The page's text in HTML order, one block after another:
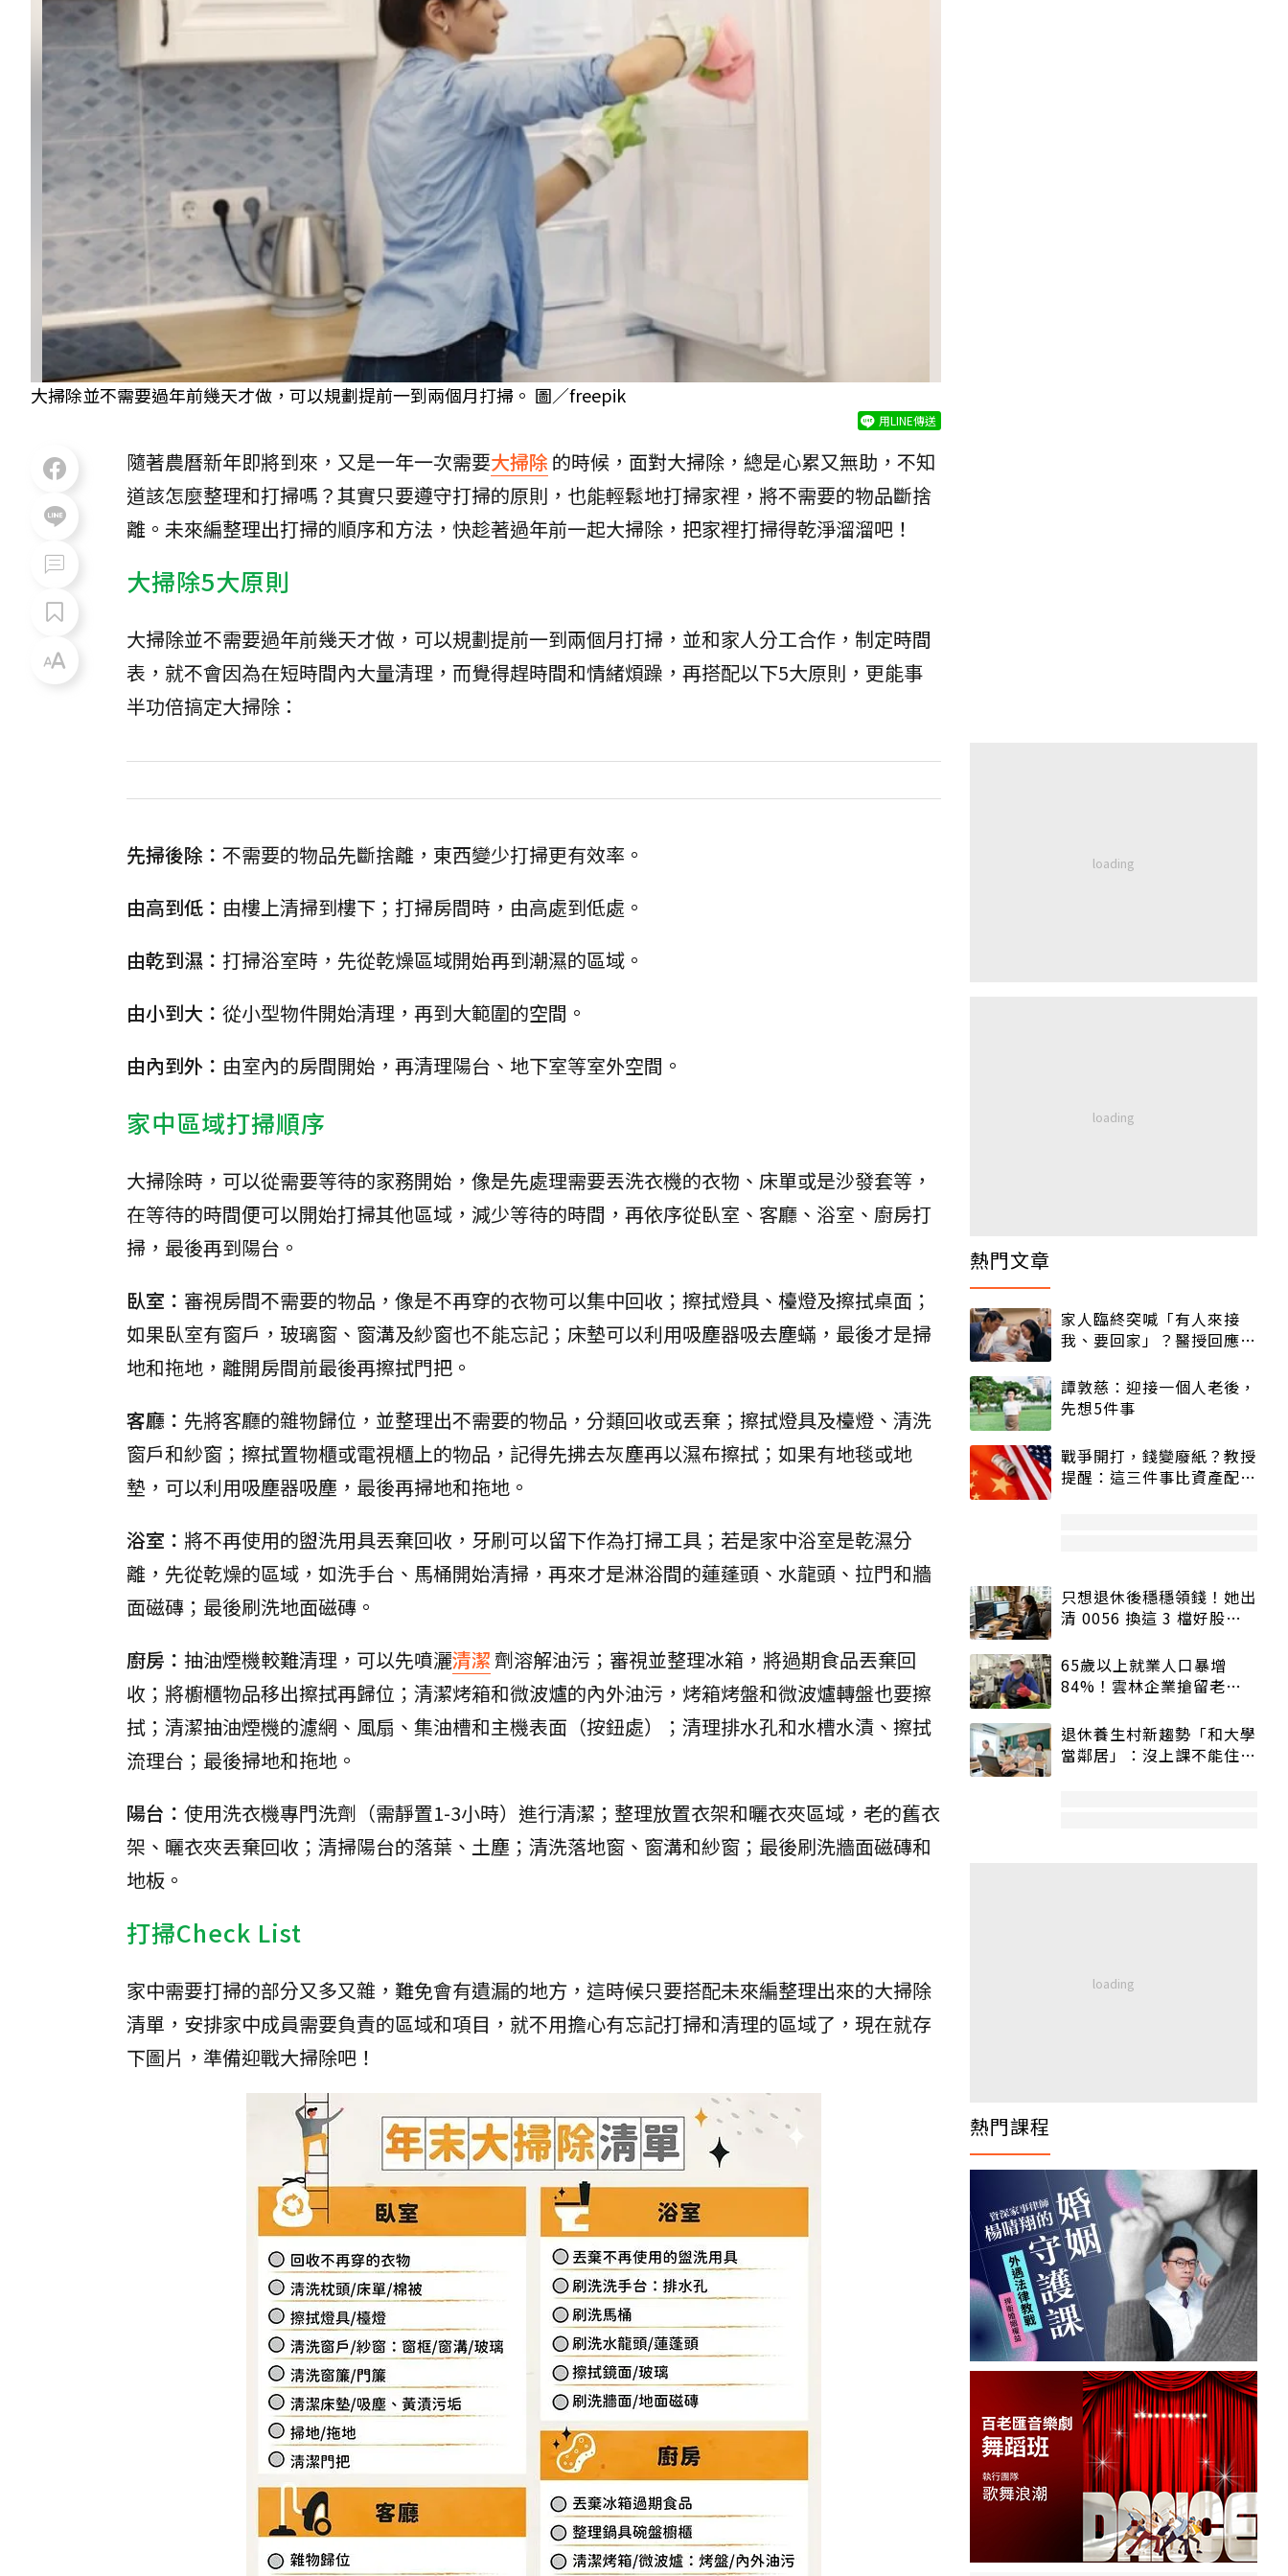
大掃除並不需要過年前幾天才做，可以規劃提前一到兩個月打掃。 圖／freepik
用LINE傳送
隨著農曆新年即將到來，又是一年一次需要大掃除 的時候，面對大掃除，總是心累又無助，不知
道該怎麼整理和打掃嗎？其實只要遵守打掃的原則，也能輕鬆地打掃家裡，將不需要的物品斷捨
離。未來編整理出打掃的順序和方法，快趁著過年前一起大掃除，把家裡打掃得乾淨溜溜吧！
大掃除5大原則
大掃除並不需要過年前幾天才做，可以規劃提前一到兩個月打掃，並和家人分工合作，制定時間
表，就不會因為在短時間內大量清理，而覺得趕時間和情緒煩躁，再搭配以下5大原則，更能事
半功倍搞定大掃除：
先掃後除： 不需要的物品先斷捨離，東西變少打掃更有效率。
由高到低： 由樓上清掃到樓下；打掃房間時，由高處到低處。
由乾到濕： 打掃浴室時，先從乾燥區域開始再到潮濕的區域。
由小到大： 從小型物件開始清理，再到大範圍的空間。
由內到外： 由室內的房間開始，再清理陽台、地下室等室外空間。
家中區域打掃順序
大掃除時，可以從需要等待的家務開始，像是先處理需要丟洗衣機的衣物、床單或是沙發套等，
在等待的時間便可以開始打掃其他區域，減少等待的時間，再依序從臥室、客廳、浴室、廚房打
掃，最後再到陽台。
臥室： 審視房間不需要的物品，像是不再穿的衣物可以集中回收；擦拭燈具、檯燈及擦拭桌面；
如果臥室有窗戶，玻璃窗、窗溝及紗窗也不能忘記；床墊可以利用吸塵器吸去塵蟎，最後才是掃
地和拖地，離開房間前最後再擦拭門把。
客廳： 先將客廳的雜物歸位，並整理出不需要的物品，分類回收或丟棄；擦拭燈具及檯燈、清洗
窗戶和紗窗；擦拭置物櫃或電視櫃上的物品，記得先拂去灰塵再以濕布擦拭；如果有地毯或地
墊，可以利用吸塵器吸塵，最後再掃地和拖地。
浴室： 將不再使用的盥洗用具丟棄回收，牙刷可以留下作為打掃工具；若是家中浴室是乾濕分
離，先從乾燥的區域，如洗手台、馬桶開始清掃，再來才是淋浴間的蓮蓬頭、水龍頭、拉門和牆
面磁磚；最後刷洗地面磁磚。
廚房： 抽油煙機較難清理，可以先噴灑清潔 劑溶解油污；審視並整理冰箱，將過期食品丟棄回
收；將櫥櫃物品移出擦拭再歸位；清潔烤箱和微波爐的內外油污，烤箱烤盤和微波爐轉盤也要擦
拭；清潔抽油煙機的濾網、風扇、集油槽和主機表面（按鈕處）；清理排水孔和水槽水漬、擦拭
流理台；最後掃地和拖地。
陽台： 使用洗衣機專門洗劑（需靜置1-3小時）進行清潔；整理放置衣架和曬衣夾區域，老的舊衣
架、曬衣夾丟棄回收；清掃陽台的落葉、土塵；清洗落地窗、窗溝和紗窗；最後刷洗牆面磁磚和
地板。
打掃Check List
家中需要打掃的部分又多又雜，難免會有遺漏的地方，這時候只要搭配未來編整理出來的大掃除
清單，安排家中成員需要負責的區域和項目，就不用擔心有忘記打掃和清理的區域了，現在就存
下圖片，準備迎戰大掃除吧！
熱門文章
家人臨終突喊「有人來接
我、要回家」？醫授回應方
譚敦慈：迎接一個人老後，
先想5件事
戰爭開打，錢變廢紙？教授
提醒：這三件事比資產配置
只想退休後穩穩領錢！她出
清 0056 換這 3 檔好股：
65歲以上就業人口暴增
84%！雲林企業搶留老員
退休養生村新趨勢「和大學
當鄰居」：沒上課不能住、
熱門課程